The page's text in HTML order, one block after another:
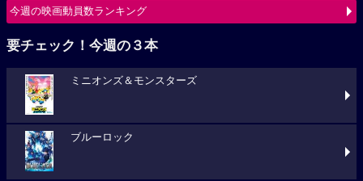
今週の映画動員数ランキング
要チェック！今週の３本
ミニオンズ＆モンスターズ
ブルーロック